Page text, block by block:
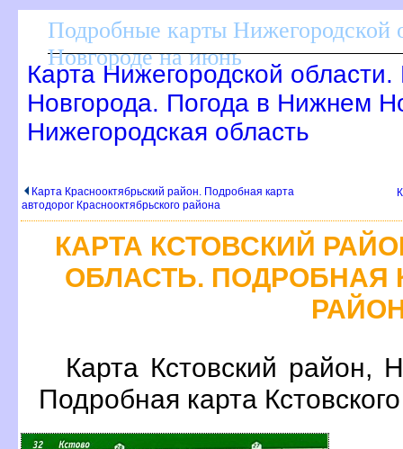
Подробные карты Нижегородской
Новгороде на июнь
Карта Нижегородской
Новгорода. Погода в Нижнем
Нижегородская область
Карта Краснооктябрьский район. Подробная карта
автодорог Краснооктябрьского района
КАРТА КСТОВСКИЙ
ОБЛАСТЬ. ПОДРОБНАЯ
Карта Кстовский район,
Подробная карта